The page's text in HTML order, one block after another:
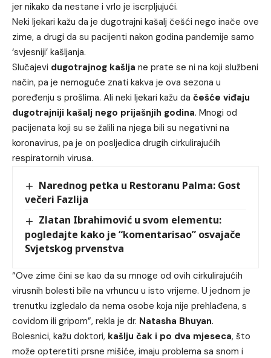
jer nikako da nestane i vrlo je iscrpljujući.
Neki ljekari kažu da je dugotrajni kašalj češći nego inače ove
zime, a drugi da su pacijenti nakon godina pandemije samo
‘svjesniji’ kašljanja.
Slučajevi dugotrajnog kašlja ne prate se ni na koji službeni
način, pa je nemoguće znati kakva je ova sezona u
poređenju s prošlima. Ali neki ljekari kažu da češće viđaju
dugotrajniji kašalj nego prijašnjih godina. Mnogi od
pacijenata koji su se žalili na njega bili su negativni na
koronavirus, pa je on posljedica drugih cirkulirajućih
respiratornih virusa.
Narednog petka u Restoranu Palma: Gost
večeri Fazlija
Zlatan Ibrahimović u svom elementu:
pogledajte kako je “komentarisao” osvajače
Svjetskog prvenstva
“Ove zime čini se kao da su mnoge od ovih cirkulirajućih
virusnih bolesti bile na vrhuncu u isto vrijeme. U jednom je
trenutku izgledalo da nema osobe koja nije prehlađena, s
covidom ili gripom”, rekla je dr. Natasha Bhuyan.
Bolesnici, kažu doktori, kašlju čak i po dva mjeseca, što
može opteretiti prsne mišiće, imaju problema sa snom i